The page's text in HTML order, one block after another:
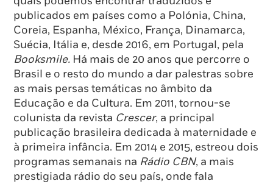
publicados em países como a Polónia, China,
Coreia, Espanha, México, França, Dinamarca,
Suécia, Itália e, desde 2016, em Portugal, pela
Booksmile. Há mais de 20 anos que percorre o
Brasil e o resto do mundo a dar palestras sobre
as mais persas temáticas no âmbito da
Educação e da Cultura. Em 2011, tornou-se
colunista da revista Crescer, a principal
publicação brasileira dedicada à maternidade e
à primeira infância. Em 2014 e 2015, estreou dois
programas semanais na Rádio CBN, a mais
prestigiada rádio do seu país, onde fala